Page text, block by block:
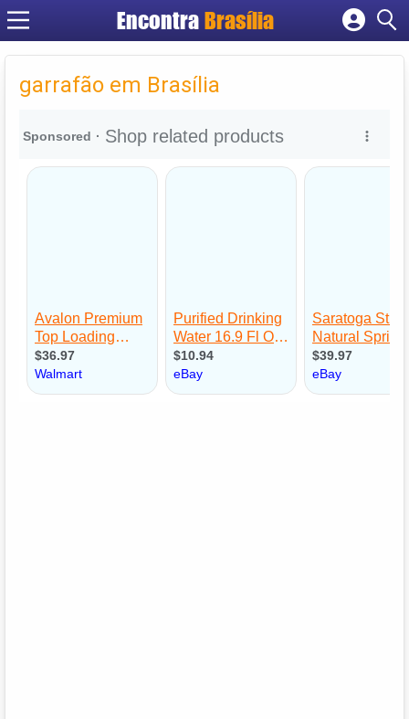
EncontraBrasília
Cadastrar empresa
Criar conta
garrafão em Brasília